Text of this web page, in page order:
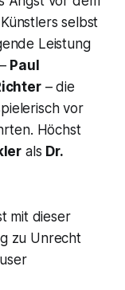
selbst
Leistung
Paul
– die
vor
Höchst
als Dr.
mit dieser
zu Unrecht